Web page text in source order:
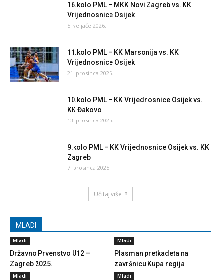
16.kolo PML – MKK Novi Zagreb vs. KK
Vrijednosnice Osijek
5. veljače 2026.
11.kolo PML – KK Marsonija vs. KK
Vrijednosnice Osijek
21. prosinca 2025.
10.kolo PML – KK Vrijednosnice Osijek vs.
KK Đakovo
13. prosinca 2025.
9.kolo PML – KK Vrijednosnice Osijek vs. KK
Zagreb
7. prosinca 2025.
Učitaj više
MLADI
Mladi
Državno Prvenstvo U12 –
Zagreb 2025.
Mladi
Plasman pretkadeta na
završnicu Kupa regija
Mladi Mladi